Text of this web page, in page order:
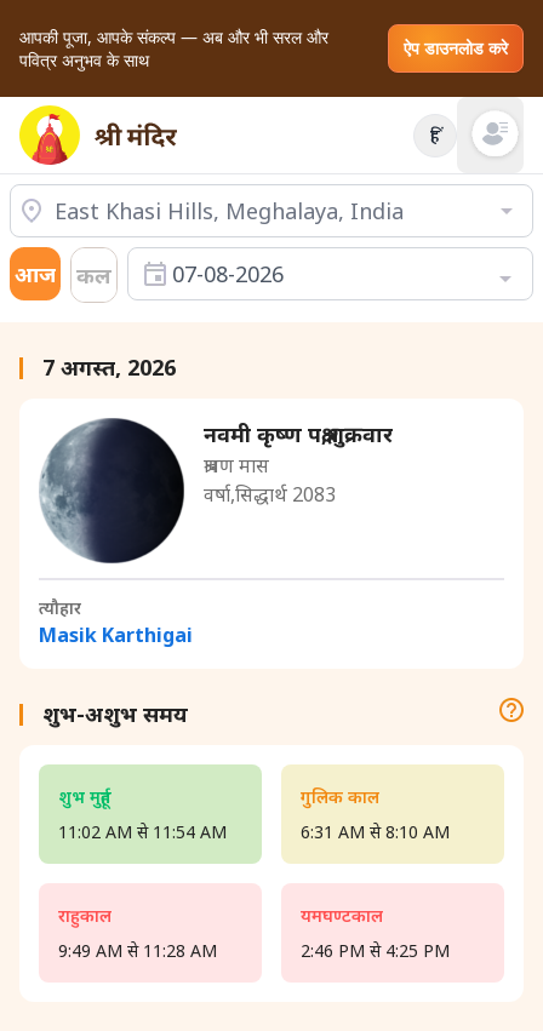
आपकी पूजा, आपके संकल्प — अब और भी सरल और
पवित्र अनुभव के साथ
ऐप डाउनलोड करे
हिं Open
आज कल 07-08-2026
7 अगस्त, 2026
नवमी कृष्ण पक्ष,शुक्रवार
श्रावण मास
वर्षा,सिद्धार्थ 2083
त्यौहार
Masik Karthigai
शुभ-अशुभ समय
शुभ मुहूर्त
11:02 AM से 11:54 AM
राहुकाल
9:49 AM से 11:28 AM
गुलिक काल
6:31 AM से 8:10 AM
यमघण्टकाल
2:46 PM से 4:25 PM